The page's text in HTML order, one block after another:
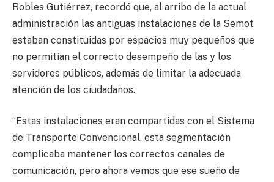
Robles Gutiérrez, recordó que, al arribo de la actual
administración las antiguas instalaciones de la Semot
estaban constituidas por espacios muy pequeños que
no permitían el correcto desempeño de las y los
servidores públicos, además de limitar la adecuada
atención de los ciudadanos.
“Estas instalaciones eran compartidas con el Sistema
de Transporte Convencional, esta segmentación
complicaba mantener los correctos canales de
comunicación, pero ahora vemos que ese sueño de